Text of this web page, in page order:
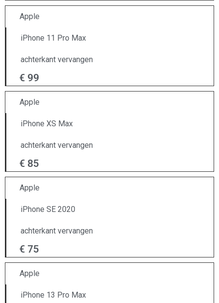
Apple
iPhone 11 Pro Max
achterkant vervangen
€ 99
Apple
iPhone XS Max
achterkant vervangen
€ 85
Apple
iPhone SE 2020
achterkant vervangen
€ 75
Apple
iPhone 13 Pro Max